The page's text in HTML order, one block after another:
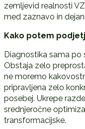
zemljevid realnosti
med zaznavo in
Kako potem
Diagnostika sama po
Obstaja zelo
ne moremo
pripravljena zelo
posebej. Ukrepe
srednjeročne
transformacijske.